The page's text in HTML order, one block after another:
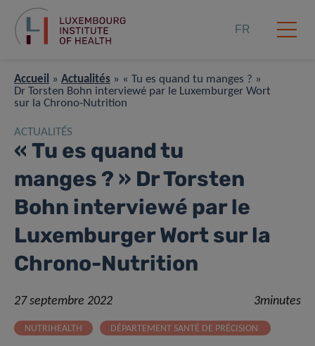
FR
Accueil » Actualités » « Tu es quand tu manges ? »
Dr Torsten Bohn interviewé par le Luxemburger Wort
sur la Chrono-Nutrition
ACTUALITÉS
« Tu es quand tu
manges ? » Dr Torsten
Bohn interviewé par le
Luxemburger Wort sur la
Chrono-Nutrition
27 septembre 2022 3minutes
NUTRIHEALTH DÉPARTEMENT SANTÉ DE PRÉCISION